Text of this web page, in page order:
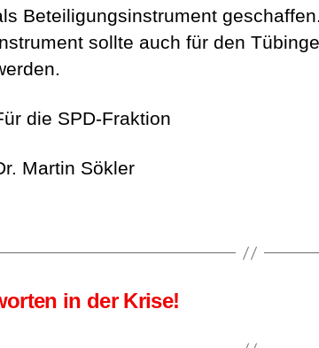
Beteiligungsinstrument
sollte auch für den
die SPD-Fraktion
Martin Sökler
in der Krise!